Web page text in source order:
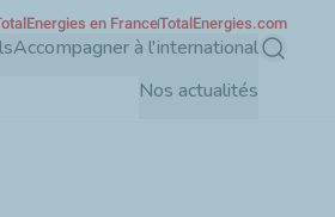
Accompagner à l'international
Nos actualités
en FranceTotalEnergies.com